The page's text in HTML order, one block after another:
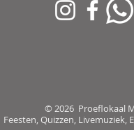
© 2026 Proeflokaal
Feesten, Quizzen, Livemuziek,